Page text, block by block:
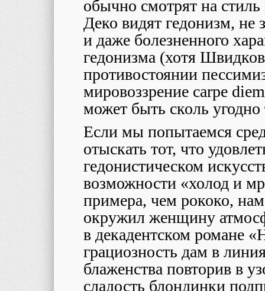
обычно смотрят на
Деко видят гедонизм, не
и даже болезненного
гедонизма (хотя
противостоянии
мировоззрение carpe diem
может быть сколь
Если мы попытаемся
отыскать тот, что
гедонистическом
возможности «холод и
примера, чем рококо,
окружил женщину
в декадентском романе
грациозность дам в
блаженства повторив в
сладость блондинки